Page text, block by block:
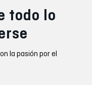
todo lo
la pasión por el